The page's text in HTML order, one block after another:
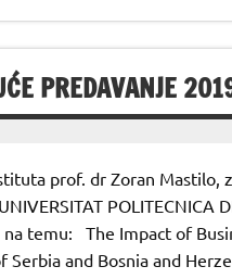
PREDAVANJE
prof. dr Zoran Mastilo,
na temu: The Impact of
Serbia and Bosnia and